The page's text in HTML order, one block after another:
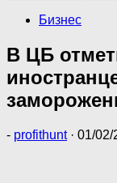
Бизнес
В ЦБ
- profithunt · 01/02/